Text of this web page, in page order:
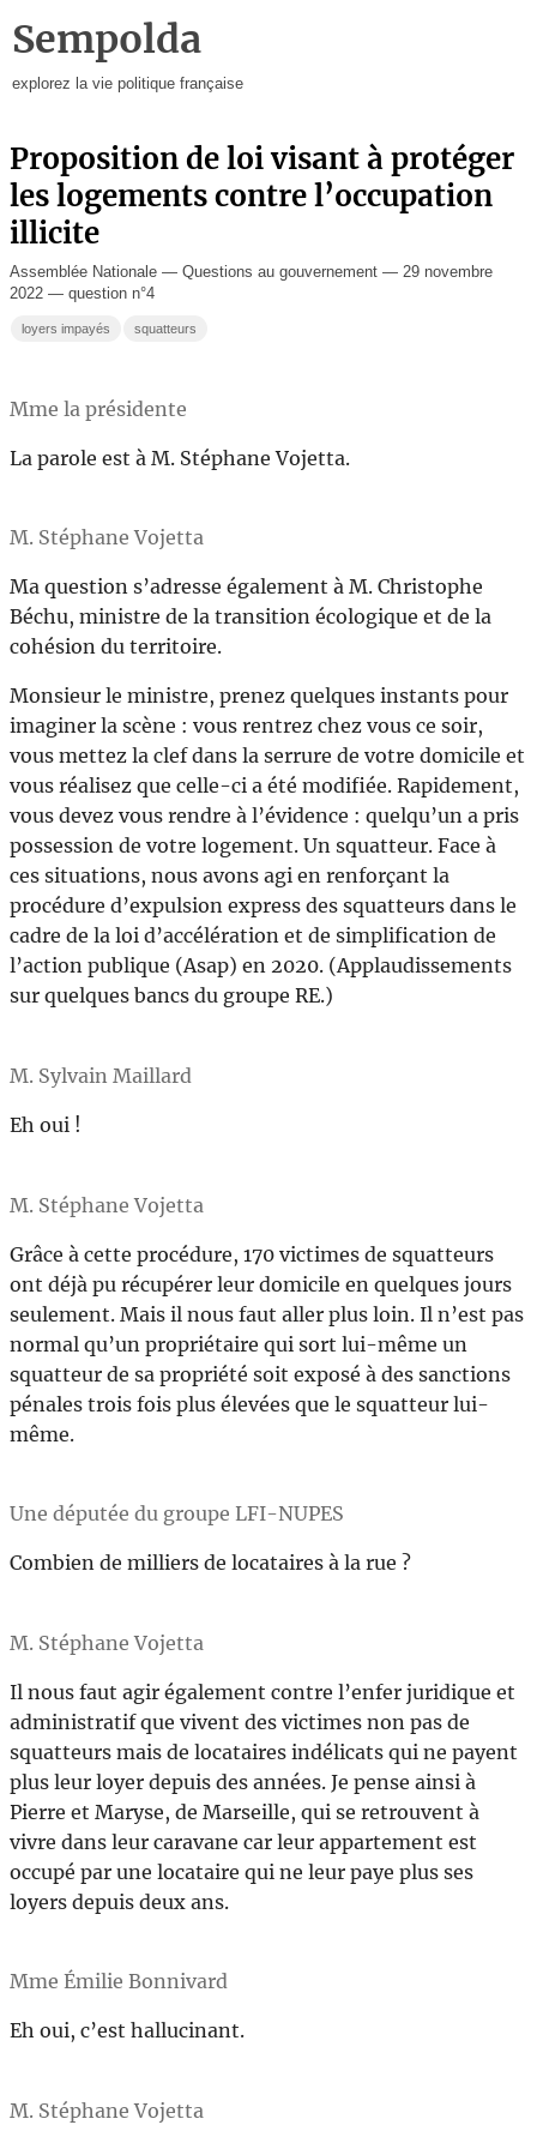
Sempolda
explorez la vie politique française
Proposition de loi visant à protéger
les logements contre l’occupation
illicite
Assemblée Nationale — Questions au gouvernement — 29 novembre
2022 — question n°4
loyers impayés squatteurs
Mme la présidente
La parole est à M. Stéphane Vojetta.
M. Stéphane Vojetta
Ma question s’adresse également à M. Christophe
Béchu, ministre de la transition écologique et de la
cohésion du territoire.
Monsieur le ministre, prenez quelques instants pour
imaginer la scène : vous rentrez chez vous ce soir,
vous mettez la clef dans la serrure de votre domicile et
vous réalisez que celle-ci a été modifiée. Rapidement,
vous devez vous rendre à l’évidence : quelqu’un a pris
possession de votre logement. Un squatteur. Face à
ces situations, nous avons agi en renforçant la
procédure d’expulsion express des squatteurs dans le
cadre de la loi d’accélération et de simplification de
l’action publique (Asap) en 2020. (Applaudissements
sur quelques bancs du groupe RE.)
M. Sylvain Maillard
Eh oui !
M. Stéphane Vojetta
Grâce à cette procédure, 170 victimes de squatteurs
ont déjà pu récupérer leur domicile en quelques jours
seulement. Mais il nous faut aller plus loin. Il n’est pas
normal qu’un propriétaire qui sort lui-même un
squatteur de sa propriété soit exposé à des sanctions
pénales trois fois plus élevées que le squatteur lui-
même.
Une députée du groupe LFI-NUPES
Combien de milliers de locataires à la rue ?
M. Stéphane Vojetta
Il nous faut agir également contre l’enfer juridique et
administratif que vivent des victimes non pas de
squatteurs mais de locataires indélicats qui ne payent
plus leur loyer depuis des années. Je pense ainsi à
Pierre et Maryse, de Marseille, qui se retrouvent à
vivre dans leur caravane car leur appartement est
occupé par une locataire qui ne leur paye plus ses
loyers depuis deux ans.
Mme Émilie Bonnivard
Eh oui, c’est hallucinant.
M. Stéphane Vojetta